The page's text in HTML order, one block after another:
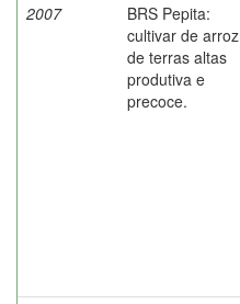
2007
BRS Pepita:
cultivar de arroz
de terras altas
produtiva e
precoce.